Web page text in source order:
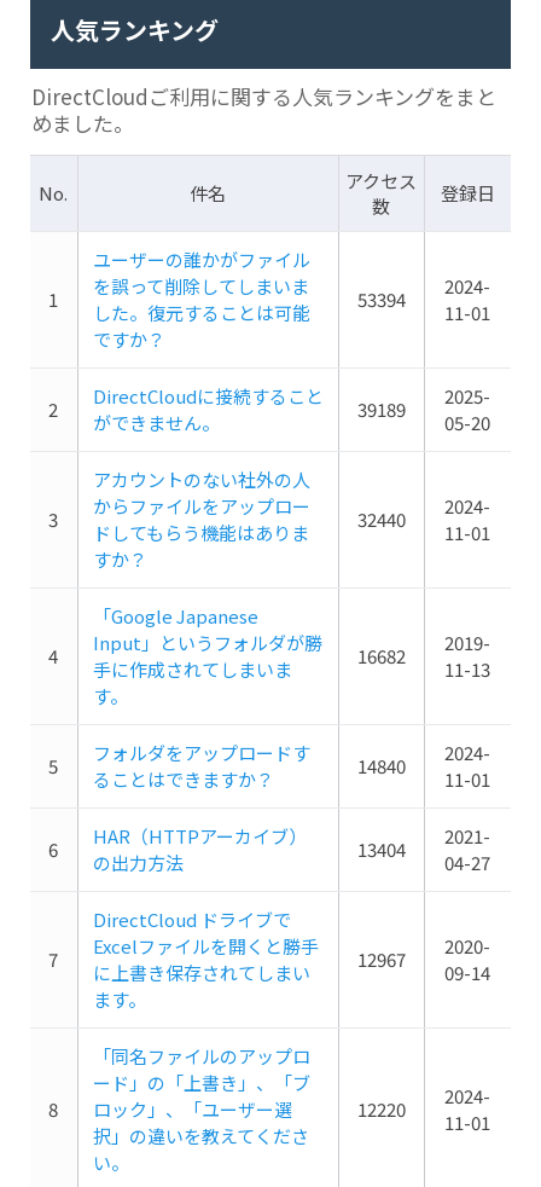
人気ランキング
DirectCloudご利用に関する人気ランキングをまと
めました。
No. 件名
アクセス
数
登録日
1
ユーザーの誰かがファイル
を誤って削除してしまいま
した。復元することは可能
ですか？
53394
2024-
11-01
2
DirectCloudに接続すること
ができません。
39189
2025-
05-20
3
アカウントのない社外の人
からファイルをアップロー
ドしてもらう機能はありま
すか？
32440
2024-
11-01
4
「Google Japanese
Input」というフォルダが勝
手に作成されてしまいま
す。
16682
2019-
11-13
5
フォルダをアップロードす
ることはできますか？
14840
2024-
11-01
6
HAR（HTTPアーカイブ）
の出力方法
13404
2021-
04-27
7
DirectCloud ドライブで
Excelファイルを開くと勝手
に上書き保存されてしまい
ます。
12967
2020-
09-14
8
「同名ファイルのアップロ
ード」の「上書き」、「ブ
ロック」、「ユーザー選
択」の違いを教えてくださ
い。
12220
2024-
11-01